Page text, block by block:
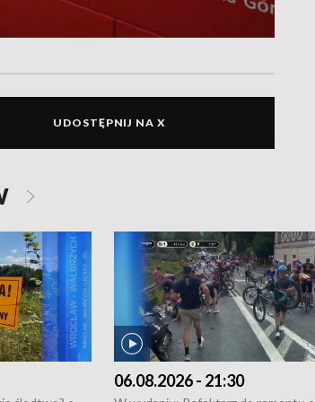
UDOSTĘPNIJ NA X
06.08.2026 - 21:30